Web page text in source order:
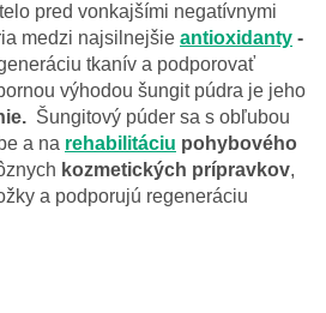
pred vonkajšími negatívnymi
medzi najsilnejšie antioxidanty -
tkanív a podporovať
výhodou šungit púdra je jeho
Šungitový púder sa s obľubou
a na rehabilitáciu pohybového
kozmetických prípravkov,
a podporujú regeneráciu